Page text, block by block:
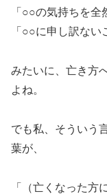
「○○の気持ちを全
「○○に申し訳ない
みたいに、亡き方
よね。
でも私、そういう
葉が、
「（亡くなった方